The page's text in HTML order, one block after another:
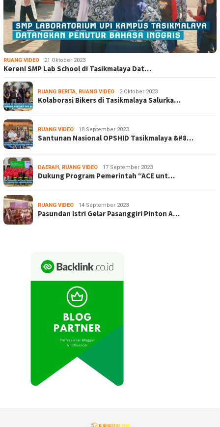
RUANG VIDEO 21 Oktober 2023
Keren! SMP Lab School di Tasikmalaya Dat…
RUANG BERITA, RUANG VIDEO 2 Oktober 2023
Kolaborasi Bikers di Tasikmalaya Salurka…
RUANG VIDEO 18 September 2023
Santunan Nasional OPSHID Tasikmalaya &#8…
DAERAH, RUANG VIDEO 17 September 2023
Dukung Program Pemerintah “ACE unt…
RUANG VIDEO 14 September 2023
Pasundan Istri Gelar Pasanggiri Pinton A…